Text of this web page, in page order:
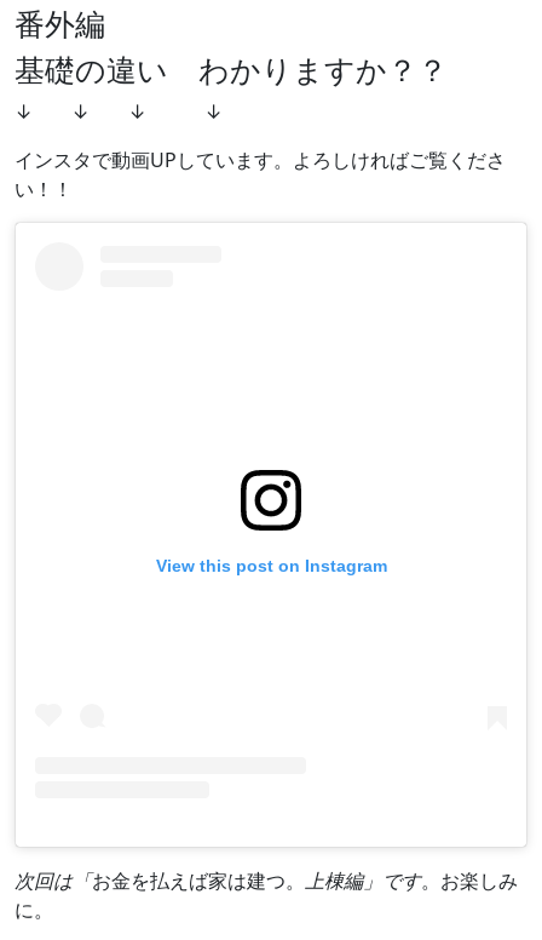
番外編
基礎の違い わかりますか？？
↓ ↓ ↓ ↓
インスタで動画UPしています。よろしければご覧くださ
い！！
View this post on Instagram
次回は「お金を払えば家は建つ。 上棟編」です。お楽しみ
に。